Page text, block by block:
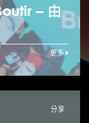
– 由
更多
分享